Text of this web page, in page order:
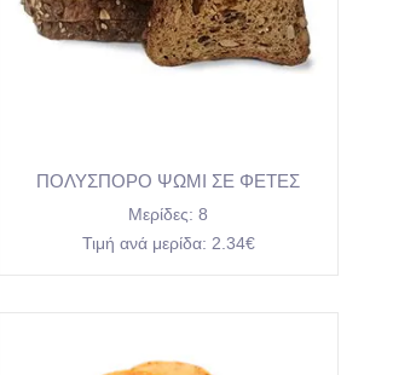
ΠΟΛΥΣΠΟΡΟ ΨΩΜΙ ΣΕ ΦΕΤΕΣ
Μερίδες: 8
Τιμή ανά μερίδα: 2.34€